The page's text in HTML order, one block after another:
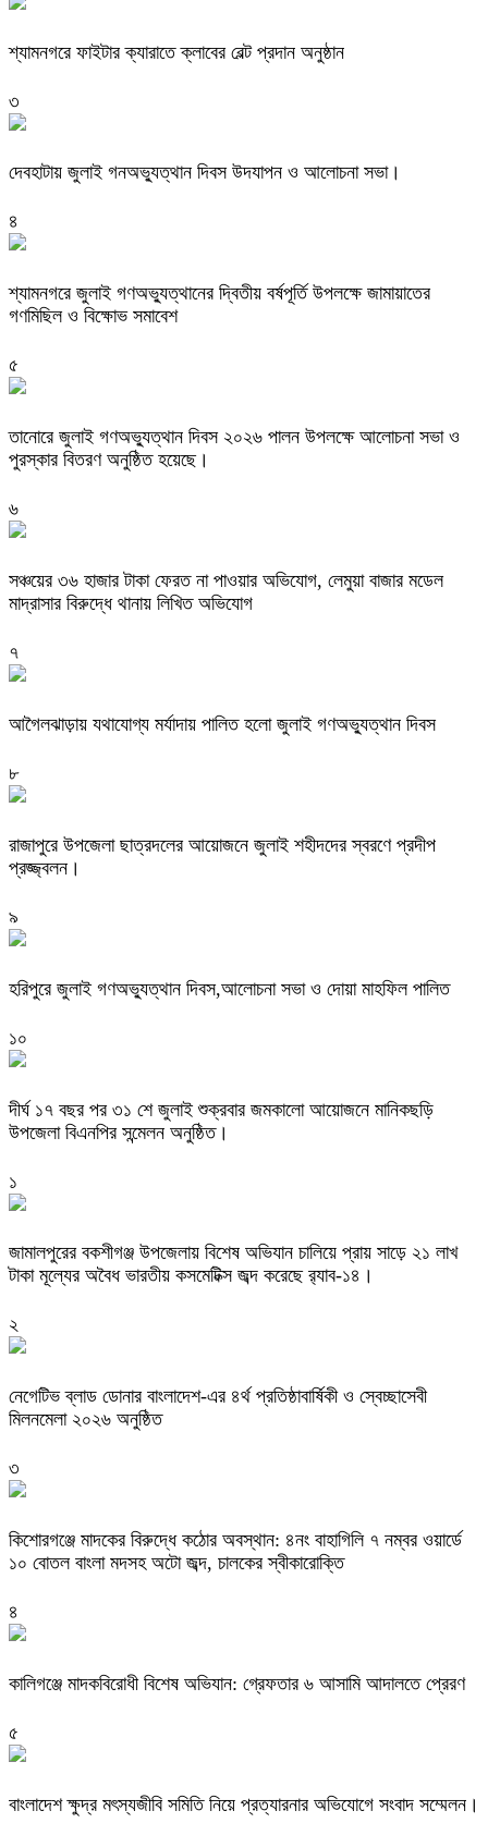
শ্যামনগরে ফাইটার ক্যারাতে ক্লাবের বেল্ট প্রদান অনুষ্ঠান
৩
দেবহাটায় জুলাই গনঅভ্যুত্থান দিবস উদযাপন ও আলোচনা সভা।
৪
শ্যামনগরে জুলাই গণঅভ্যুত্থানের দ্বিতীয় বর্ষপূর্তি উপলক্ষে জামায়াতের
গণমিছিল ও বিক্ষোভ সমাবেশ
৫
তানোরে জুলাই গণঅভ্যুত্থান দিবস ২০২৬ পালন উপলক্ষে আলোচনা সভা ও
পুরস্কার বিতরণ অনুষ্ঠিত হয়েছে।
৬
সঞ্চয়ের ৩৬ হাজার টাকা ফেরত না পাওয়ার অভিযোগ, লেমুয়া বাজার মডেল
মাদ্রাসার বিরুদ্ধে থানায় লিখিত অভিযোগ
৭
আগৈলঝাড়ায় যথাযোগ্য মর্যাদায় পালিত হলো জুলাই গণঅভ্যুত্থান দিবস
৮
রাজাপুরে উপজেলা ছাত্রদলের আয়োজনে জুলাই শহীদদের স্বরণে প্রদীপ
প্রজ্জ্বলন।
৯
হরিপুরে জুলাই গণঅভ্যুত্থান দিবস,আলোচনা সভা ও দোয়া মাহফিল পালিত ‎
১০
দীর্ঘ ১৭ বছর পর ৩১ শে জুলাই শুক্রবার জমকালো আয়োজনে মানিকছড়ি
উপজেলা বিএনপির সন্মেলন অনুষ্ঠিত।
১
জামালপুরের বকশীগঞ্জ উপজেলায় বিশেষ অভিযান চালিয়ে প্রায় সাড়ে ২১ লাখ
টাকা মূল্যের অবৈধ ভারতীয় কসমেটিক্স জব্দ করেছে র‌্যাব-১৪।
২
নেগেটিভ ব্লাড ডোনার বাংলাদেশ-এর ৪র্থ প্রতিষ্ঠাবার্ষিকী ও স্বেচ্ছাসেবী
মিলনমেলা ২০২৬ অনুষ্ঠিত
৩
কিশোরগঞ্জে মাদকের বিরুদ্ধে কঠোর অবস্থান: ৪নং বাহাগিলি ৭ নম্বর ওয়ার্ডে
১০ বোতল বাংলা মদসহ অটো জব্দ, চালকের স্বীকারোক্তি
৪
কালিগঞ্জে মাদকবিরোধী বিশেষ অভিযান: গ্রেফতার ৬ আসামি আদালতে প্রেরণ
৫
বাংলাদেশ ক্ষুদ্র মৎস্যজীবি সমিতি নিয়ে প্রত্যারনার অভিযোগে সংবাদ সম্মেলন।